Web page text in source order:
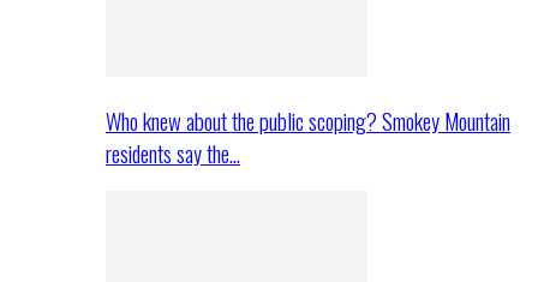
Who knew about the public scoping? Smokey Mountain
residents say the…